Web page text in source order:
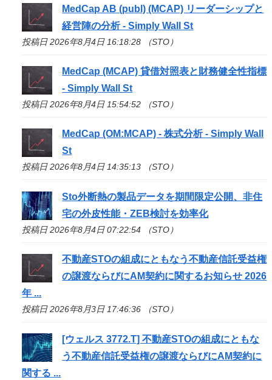
MedCap AB (publ) (MCAP) リーダーシップと
経営陣の分析 - Simply Wall St
投稿日 2026年8月4日 16:18:28 （STO）
MedCap (MCAP) 貸借対照表と財務健全性指標
- Simply Wall St
投稿日 2026年8月4日 15:54:52 （STO）
MedCap (OM:MCAP) - 株式分析 - Simply Wall
St
投稿日 2026年8月4日 14:35:13 （STO）
Sto外断熱の製品データを期間限定公開、非住
宅の外皮性能・ZEB検討を効率化
投稿日 2026年8月4日 07:22:54 （STO）
不動産STOの組成にともなう不動産信託受益権
の譲渡ならびにAM契約に関するお知らせ 2026
年 ...
投稿日 2026年8月3日 17:46:36 （STO）
[ウェルス 3772.T] 不動産STOの組成にともな
う不動産信託受益権の譲渡ならびにAM契約に
関する ...